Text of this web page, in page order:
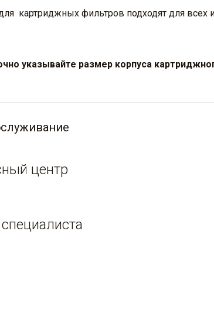
картриджных фильтров подходят для всех
указывайте размер корпуса
центр